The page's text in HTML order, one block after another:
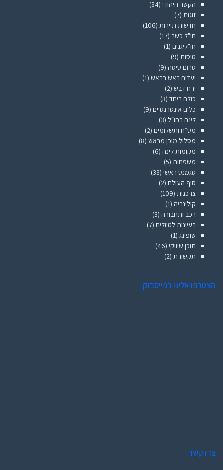
הקשר היהודי (34)
זוגות (7)
חדשות תיירות (106)
חו"ל כשר (17)
חו"ליגנים (1)
טיסות (9)
טרום טיסה (9)
יעדים ראש בראש (1)
ירח דבש (2)
כולם ביחד (3)
כלים אינטרנטיים (9)
לינה בחו״ל (3)
מט״ח ותשלומים (2)
מסלול מוכן מראש (8)
מקומות לינה (6)
משפחות (5)
סגמנט ראשי (33)
סוף העולם (2)
צרכנות (109)
קולינריה (1)
רכב ותחבורה (3)
רעיונות לטיולים (7)
שופינג (1)
תוכן שיווקי (46)
תקשורת (2)
הצטרפו אלינו בפייסבוק
צרו קשר